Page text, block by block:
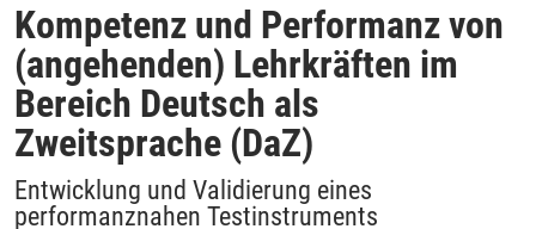
Kompetenz und Performanz von
(angehenden) Lehrkräften im
Bereich Deutsch als
Zweitsprache (DaZ)
Entwicklung und Validierung eines
performanznahen Testinstruments